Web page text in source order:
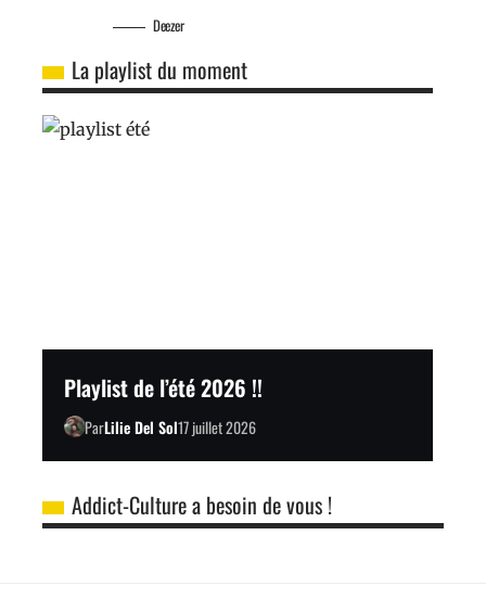
Deezer
La playlist du moment
Playlist de l’été 2026 !!
ParLilie Del Sol17 juillet 2026
Addict-Culture a besoin de vous !